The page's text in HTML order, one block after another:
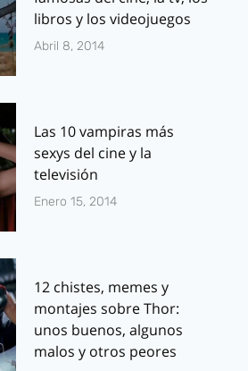
libros y los videojuegos
Abril 8, 2014
Las 10 vampiras más
sexys del cine y la
televisión
Enero 15, 2014
12 chistes, memes y
montajes sobre Thor:
unos buenos, algunos
malos y otros peores